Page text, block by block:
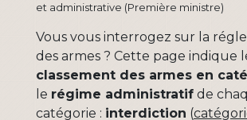
et administrative (Première ministre)
Vous vous interrogez sur la
des armes ? Cette page indique
classement des armes en
le régime administratif de
catégorie : interdiction (